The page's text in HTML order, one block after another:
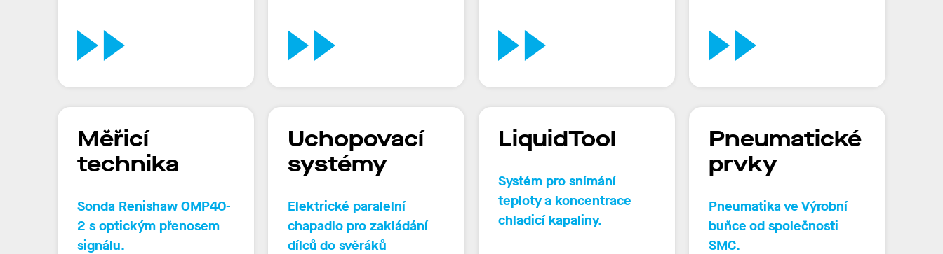
Měřicí
technika
Sonda Renishaw OMP40-
2 s optickým přenosem
signálu.
Uchopovací
systémy
Elektrické paralelní
chapadlo pro zakládání
dílců do svěráků
LiquidTool
Systém pro snímání
teploty a koncentrace
chladicí kapaliny.
Pneumatické
prvky
Pneumatika ve Výrobní
buňce od společnosti
SMC.